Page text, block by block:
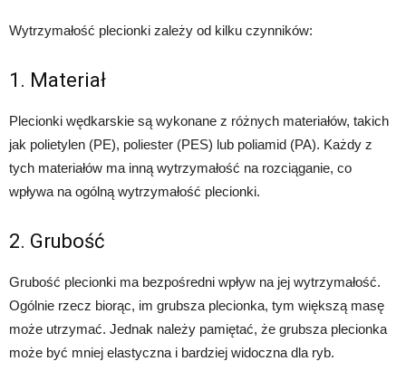
Wytrzymałość plecionki zależy od kilku czynników:
1. Materiał
Plecionki wędkarskie są wykonane z różnych materiałów, takich
jak polietylen (PE), poliester (PES) lub poliamid (PA). Każdy z
tych materiałów ma inną wytrzymałość na rozciąganie, co
wpływa na ogólną wytrzymałość plecionki.
2. Grubość
Grubość plecionki ma bezpośredni wpływ na jej wytrzymałość.
Ogólnie rzecz biorąc, im grubsza plecionka, tym większą masę
może utrzymać. Jednak należy pamiętać, że grubsza plecionka
może być mniej elastyczna i bardziej widoczna dla ryb.